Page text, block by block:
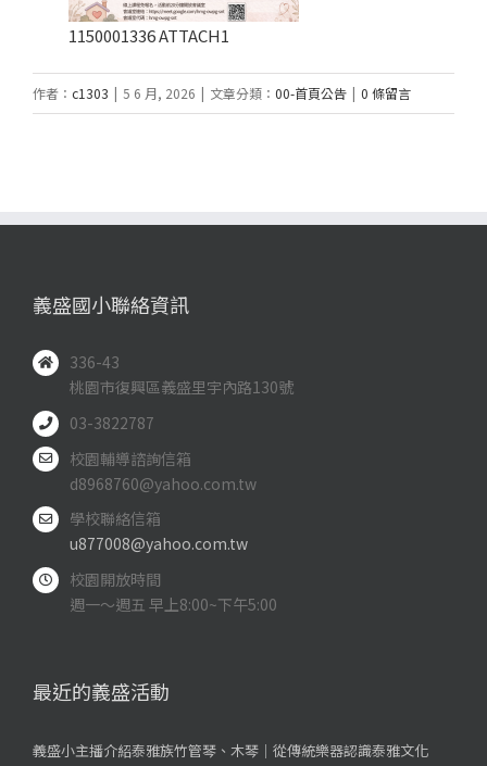
1150001336 ATTACH1
作者： c1303 | 5 6 月, 2026 | 文章分類： 00-首頁公告 | 0 條留言
義盛國小聯絡資訊
336-43
桃園市復興區義盛里宇內路130號
03-3822787
校園輔導諮詢信箱
d8968760@yahoo.com.tw
學校聯絡信箱
u877008@yahoo.com.tw
校園開放時間
週一～週五 早上8:00~下午5:00
最近的義盛活動
義盛小主播介紹泰雅族竹管琴、木琴｜從傳統樂器認識泰雅文化